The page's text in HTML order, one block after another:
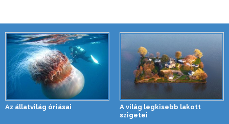
Az állatvilág óriásai
A világ legkisebb lakott
szigetei